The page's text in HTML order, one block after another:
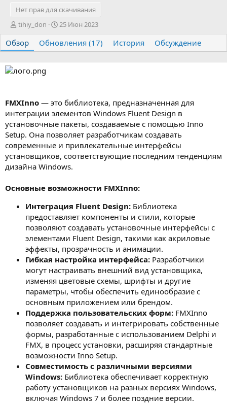
Нет прав для скачивания
А
т
о
р
tihiy_don
Д
т
а
с
н
и
я
25 Июн 2023
Обзор Обновления (17) История Обсуждение
FMXInno — это библиотека, предназначенная для
интеграции элементов Windows Fluent Design в
установочные пакеты, создаваемые с помощью Inno
Setup. Она позволяет разработчикам создавать
современные и привлекательные интерфейсы
установщиков, соответствующие последним тенденциям
дизайна Windows.
Основные возможности FMXInno:
Интеграция Fluent Design: Библиотека
предоставляет компоненты и стили, которые
позволяют создавать установочные интерфейсы с
элементами Fluent Design, такими как акриловые
эффекты, прозрачность и анимации.
Гибкая настройка интерфейса: Разработчики
могут настраивать внешний вид установщика,
изменяя цветовые схемы, шрифты и другие
параметры, чтобы обеспечить единообразие с
основным приложением или брендом.
Поддержка пользовательских форм: FMXInno
позволяет создавать и интегрировать собственные
формы, разработанные с использованием Delphi и
FMX, в процесс установки, расширяя стандартные
возможности Inno Setup.
Совместимость с различными версиями
Windows: Библиотека обеспечивает корректную
работу установщиков на разных версиях Windows,
включая Windows 7 и более поздние версии.